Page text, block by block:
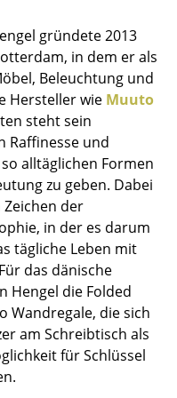
gründete 2013
in dem er als
Beleuchtung und
Hersteller wie Muuto
steht sein
Raffinesse und
alltäglichen Formen
zu geben. Dabei
der
in der es darum
tägliche Leben mit
das dänische
Hengel die Folded
Wandregale, die sich
am Schreibtisch als
für Schlüssel